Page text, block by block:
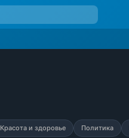
Красота и здоровье Политика